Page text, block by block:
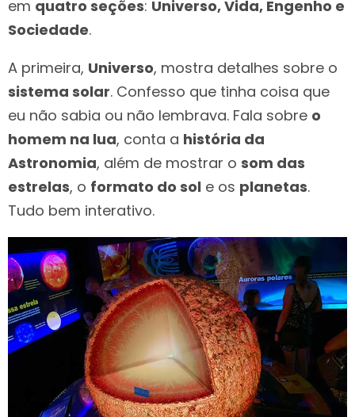
em quatro seções: Universo, Vida, Engenho e
Sociedade.
A primeira, Universo, mostra detalhes sobre o
sistema solar. Confesso que tinha coisa que
eu não sabia ou não lembrava. Fala sobre o
homem na lua, conta a história da
Astronomia, além de mostrar o som das
estrelas, o formato do sol e os planetas.
Tudo bem interativo.